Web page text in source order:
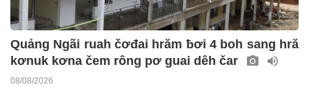
Quảng Ngãi ruah čơđai hrăm ƀơi 4 boh sang hră
kơnuk kơna čem rông pơ guai dêh čar
08/08/2026